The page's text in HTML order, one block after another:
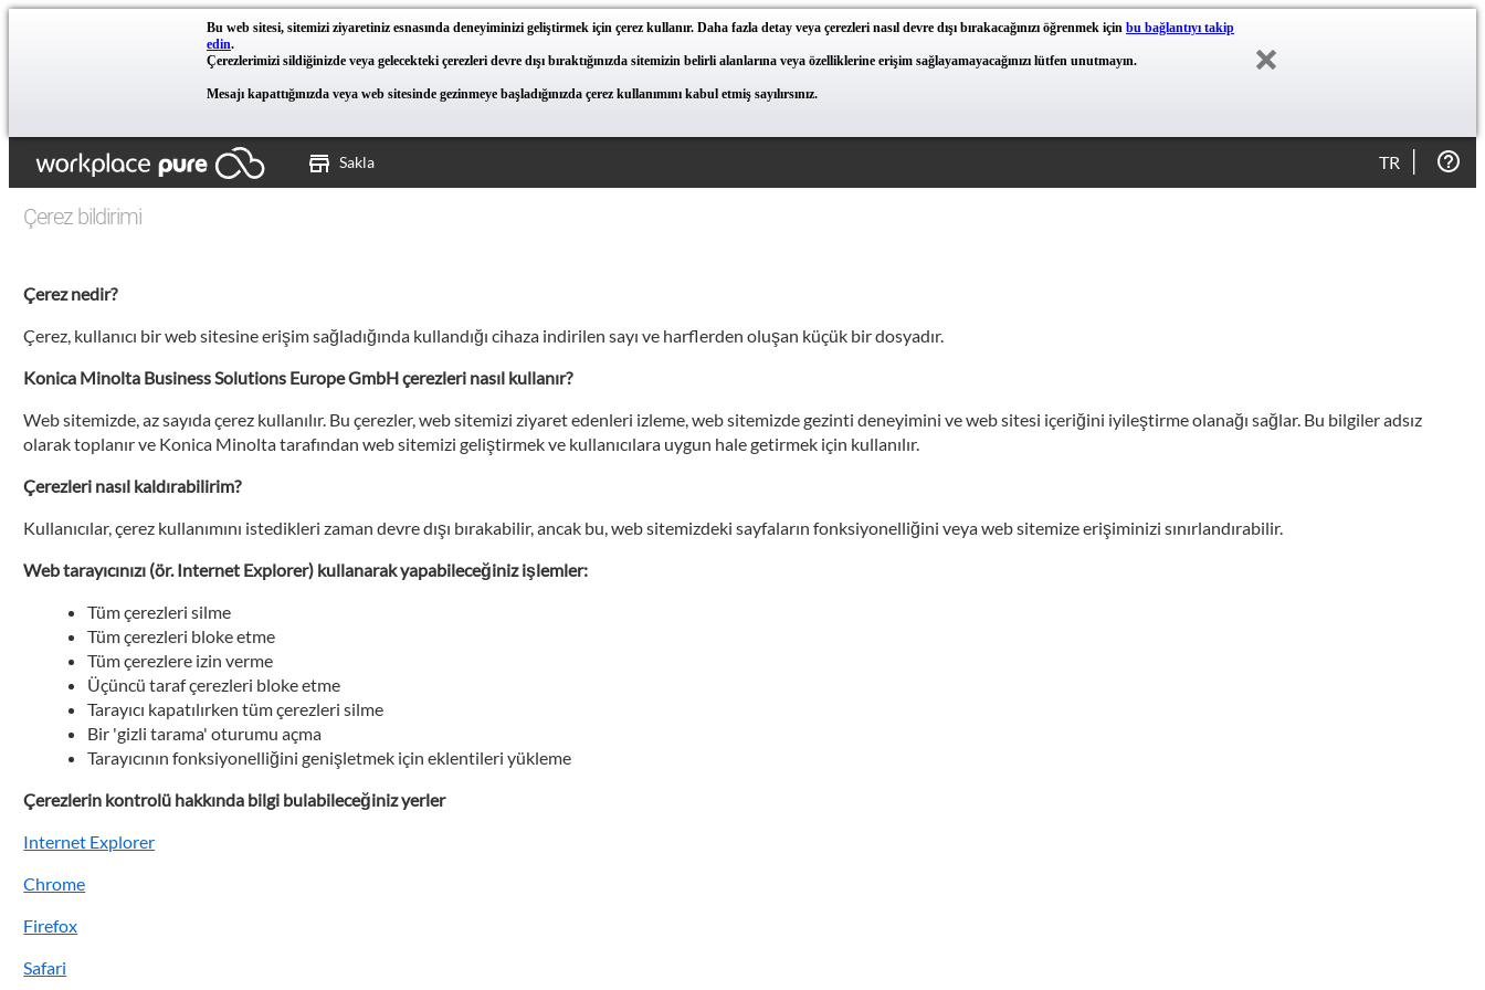
Bu web sitesi, sitemizi ziyaretiniz esnasında deneyiminizi geliştirmek için çerez kullanır. Daha fazla detay veya çerezleri nasıl devre dışı bırakacağınızı öğrenmek için bu bağlantıyı takip
edin.
Çerezlerimizi sildiğinizde veya gelecekteki çerezleri devre dışı bıraktığınızda sitemizin belirli alanlarına veya özelliklerine erişim sağlayamayacağınızı lütfen unutmayın.
Mesajı kapattığınızda veya web sitesinde gezinmeye başladığınızda çerez kullanımını kabul etmiş sayılırsınız.
Sakla TR
Çerez bildirimi
Çerez nedir?
Çerez, kullanıcı bir web sitesine erişim sağladığında kullandığı cihaza indirilen sayı ve harflerden oluşan küçük bir dosyadır.
Konica Minolta Business Solutions Europe GmbH çerezleri nasıl kullanır?
Web sitemizde, az sayıda çerez kullanılır. Bu çerezler, web sitemizi ziyaret edenleri izleme, web sitemizde gezinti deneyimini ve web sitesi içeriğini iyileştirme olanağı sağlar. Bu bilgiler adsız
olarak toplanır ve Konica Minolta tarafından web sitemizi geliştirmek ve kullanıcılara uygun hale getirmek için kullanılır.
Çerezleri nasıl kaldırabilirim?
Kullanıcılar, çerez kullanımını istedikleri zaman devre dışı bırakabilir, ancak bu, web sitemizdeki sayfaların fonksiyonelliğini veya web sitemize erişiminizi sınırlandırabilir.
Web tarayıcınızı (ör. Internet Explorer) kullanarak yapabileceğiniz işlemler:
Tüm çerezleri silme
Tüm çerezleri bloke etme
Tüm çerezlere izin verme
Üçüncü taraf çerezleri bloke etme
Tarayıcı kapatılırken tüm çerezleri silme
Bir 'gizli tarama' oturumu açma
Tarayıcının fonksiyonelliğini genişletmek için eklentileri yükleme
Çerezlerin kontrolü hakkında bilgi bulabileceğiniz yerler
Internet Explorer
Chrome
Firefox
Safari